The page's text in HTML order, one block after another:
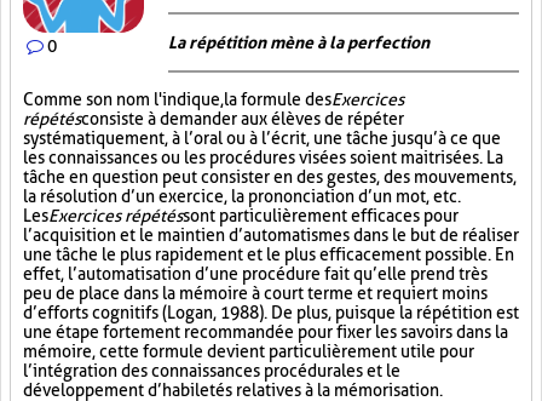
0 La répétition mène à la perfection
Comme son nom l'indique, la formule desExercices
répétésconsiste à demander aux élèves de répéter
systématiquement, à l’oral ou à l’écrit, une tâche jusqu’à ce que
les connaissances ou les procédures visées soient maitrisées. La
tâche en question peut consister en des gestes, des mouvements,
la résolution d’un exercice, la prononciation d’un mot, etc.
LesExercices répétéssont particulièrement efficaces pour
l’acquisition et le maintien d’automatismes dans le but de réaliser
une tâche le plus rapidement et le plus efficacement possible. En
effet, l’automatisation d’une procédure fait qu’elle prend très
peu de place dans la mémoire à court terme et requiert moins
d’efforts cognitifs (Logan, 1988). De plus, puisque la répétition est
une étape fortement recommandée pour fixer les savoirs dans la
mémoire, cette formule devient particulièrement utile pour
l’intégration des connaissances procédurales et le
développement d’habiletés relatives à la mémorisation.